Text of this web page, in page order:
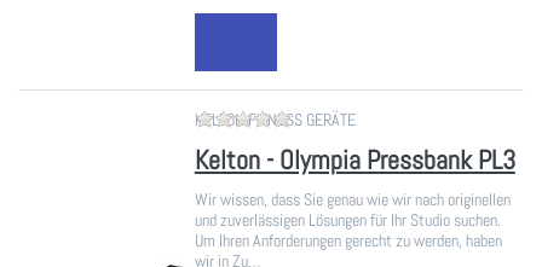
KELTON FITNESS GERÄTEZu diesem Produkt liegen noch
Kelton - Olympia Pressbank PL3
Wir wissen, dass Sie genau wie wir nach originellen
und zuverlässigen Lösungen für Ihr Studio suchen.
Um Ihren Anforderungen gerecht zu werden, haben
wir in Zu…